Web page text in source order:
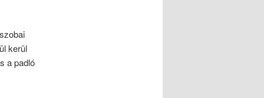
kerül
a padló